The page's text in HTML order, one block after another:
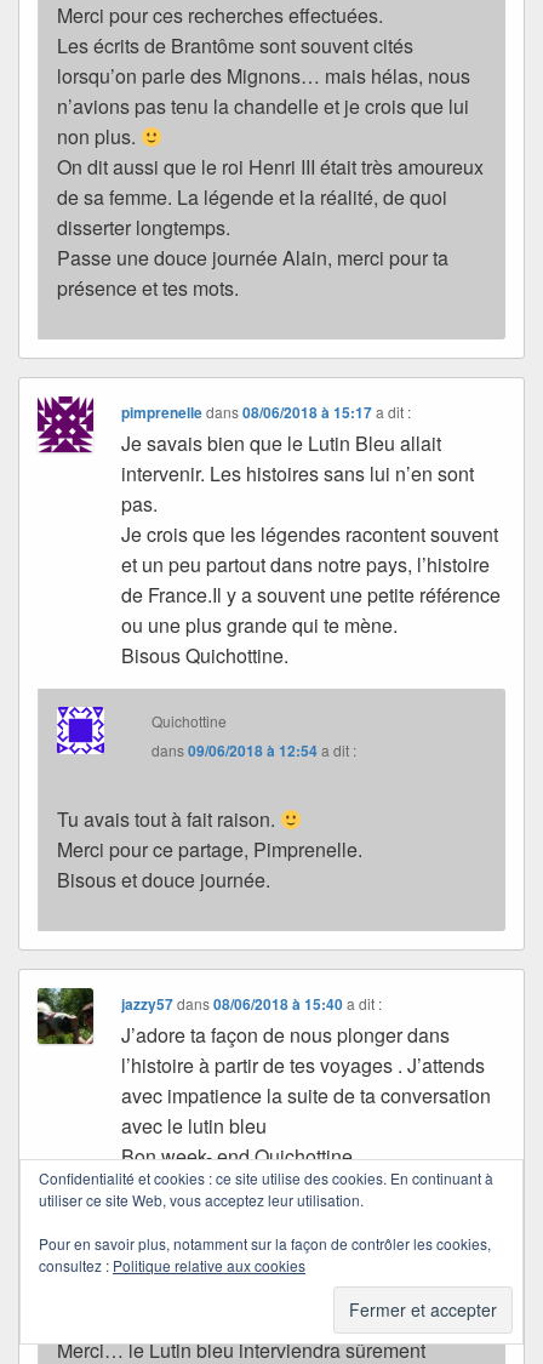
Merci pour ces recherches effectuées.
Les écrits de Brantôme sont souvent cités
lorsqu’on parle des Mignons… mais hélas, nous
n’avions pas tenu la chandelle et je crois que lui
non plus.
On dit aussi que le roi Henri III était très amoureux
de sa femme. La légende et la réalité, de quoi
disserter longtemps.
Passe une douce journée Alain, merci pour ta
présence et tes mots.
pimprenelledans08/06/2018 à 15:17 a dit :
Je savais bien que le Lutin Bleu allait
intervenir. Les histoires sans lui n’en sont
pas.
Je crois que les légendes racontent souvent
et un peu partout dans notre pays, l’histoire
de France.Il y a souvent une petite référence
ou une plus grande qui te mène.
Bisous Quichottine.
Quichottine
dans09/06/2018 à 12:54a dit :
Tu avais tout à fait raison.
Merci pour ce partage, Pimprenelle.
Bisous et douce journée.
jazzy57dans08/06/2018 à 15:40 a dit :
J’adore ta façon de nous plonger dans
l’histoire à partir de tes voyages . J’attends
avec impatience la suite de ta conversation
avec le lutin bleu
Bon week- end Quichottine
Bises
Quichottine
dans09/06/2018 à 12:55
Merci… le Lutin bleu interviendra sûrement
Confidentialité et cookies : ce site utilise des cookies. En continuant à
utiliser ce site Web, vous acceptez leur utilisation.
Pour en savoir plus, notamment sur la façon de contrôler les cookies,
consultez : Politique relative aux cookies